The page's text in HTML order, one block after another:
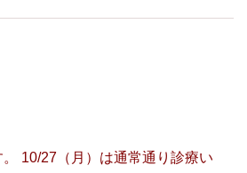
10/27（月）は通常通り診療い